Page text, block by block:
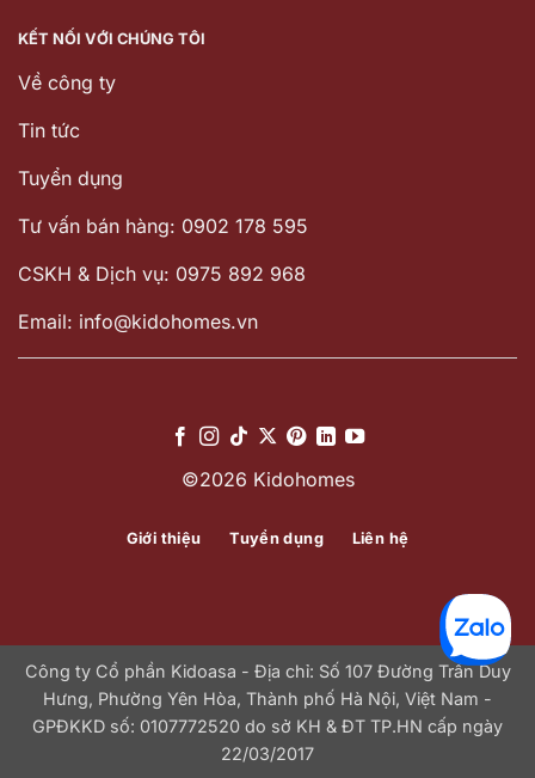
KẾT NỐI VỚI CHÚNG TÔI
Về công ty
Tin tức
Tuyển dụng
Tư vấn bán hàng: 0902 178 595
CSKH & Dịch vụ: 0975 892 968
Email: info@kidohomes.vn
©2026 Kidohomes
Giới thiệu Tuyển dụng Liên hệ
Công ty Cổ phần Kidoasa - Địa chỉ: Số 107 Đường Trần Duy
Hưng, Phường Yên Hòa, Thành phố Hà Nội, Việt Nam -
GPĐKKD số: 0107772520 do sở KH & ĐT TP.HN cấp ngày
22/03/2017